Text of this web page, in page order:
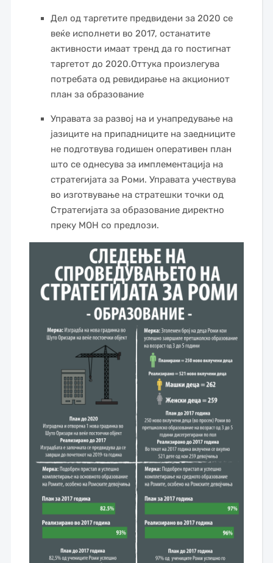
Дел од таргетите предвидени за 2020 се
веќе исполнети во 2017, останатите
активности имаат тренд да го постигнат
таргетот до 2020.Оттука произлегува
потребата од ревидирање на акциониот
план за образование
Управата за развој на и унапредување на
јазиците на припадниците на заедниците
не подготвува годишен оперативен план
што се однесува за имплементација на
стратегијата за Роми. Управата учествува
во изготвување на стратешки точки од
Стратегијата за образование директно
преку МОН со предлози.